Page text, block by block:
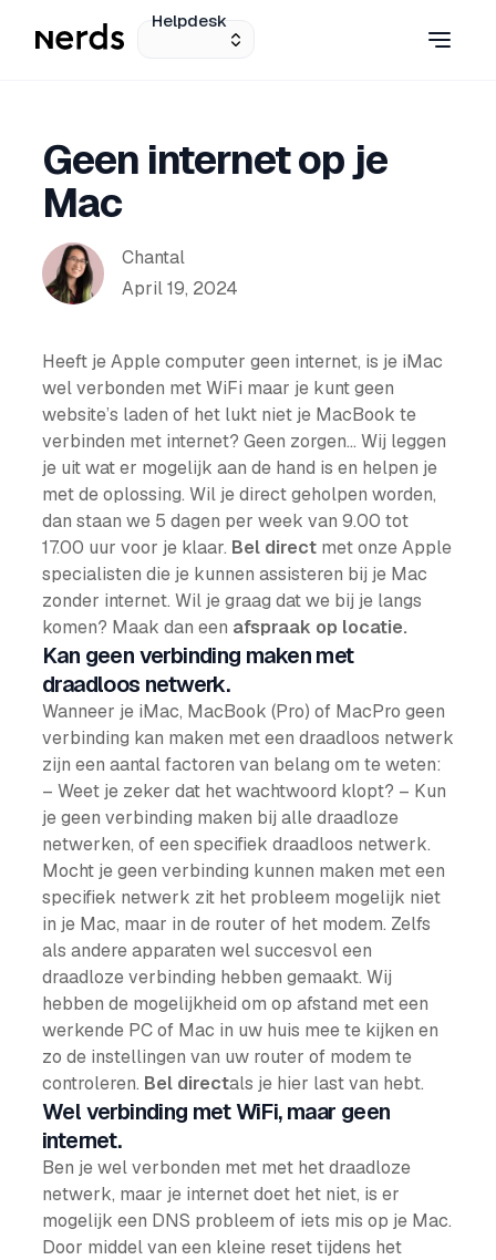
Helpdesk
Geen internet op je
Mac
Chantal
April 19, 2024
Heeft je Apple computer geen internet, is je iMac
wel verbonden met WiFi maar je kunt geen
website’s laden of het lukt niet je MacBook te
verbinden met internet? Geen zorgen… Wij leggen
je uit wat er mogelijk aan de hand is en helpen je
met de oplossing. Wil je direct geholpen worden,
dan staan we 5 dagen per week van 9.00 tot
17.00 uur voor je klaar. Bel direct met onze Apple
specialisten die je kunnen assisteren bij je Mac
zonder internet. Wil je graag dat we bij je langs
komen? Maak dan een afspraak op locatie.
Kan geen verbinding maken met
draadloos netwerk.
Wanneer je iMac, MacBook (Pro) of MacPro geen
verbinding kan maken met een draadloos netwerk
zijn een aantal factoren van belang om te weten:
– Weet je zeker dat het wachtwoord klopt? – Kun
je geen verbinding maken bij alle draadloze
netwerken, of een specifiek draadloos netwerk.
Mocht je geen verbinding kunnen maken met een
specifiek netwerk zit het probleem mogelijk niet
in je Mac, maar in de router of het modem. Zelfs
als andere apparaten wel succesvol een
draadloze verbinding hebben gemaakt. Wij
hebben de mogelijkheid om op afstand met een
werkende PC of Mac in uw huis mee te kijken en
zo de instellingen van uw router of modem te
controleren. Bel directals je hier last van hebt.
Wel verbinding met WiFi, maar geen
internet.
Ben je wel verbonden met met het draadloze
netwerk, maar je internet doet het niet, is er
mogelijk een DNS probleem of iets mis op je Mac.
Door middel van een kleine reset tijdens het